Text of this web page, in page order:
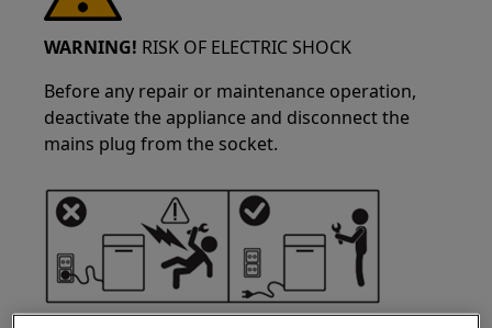
WARNING! RISK OF ELECTRIC SHOCK
Before any repair or maintenance operation,
deactivate the appliance and disconnect the
mains plug from the socket.